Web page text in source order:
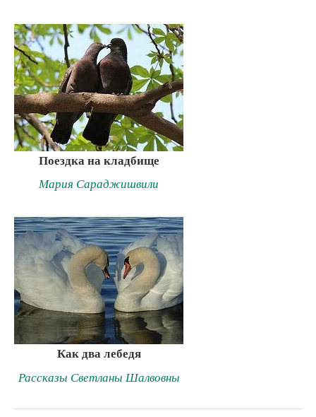
Поездка на кладбище
Мария Сараджишвили
Как два лебедя
Рассказы Светланы Шалвовны